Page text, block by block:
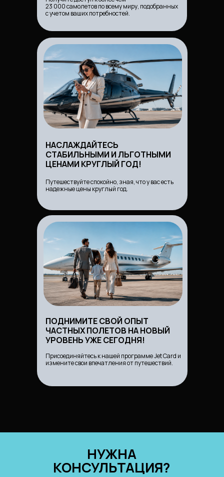
ПОДНИМИТЕ СВОЙ ОПЫТ
ЧАСТНЫХ ПОЛЕТОВ НА НОВЫЙ
УРОВЕНЬ УЖЕ СЕГОДНЯ!
Присоединяйтесь к нашей программе Jet Card и
измените свои впечатления от путешествий.
НАСЛАЖДАЙТЕСЬ
СТАБИЛЬНЫМИ И ЛЬГОТНЫМИ
ЦЕНАМИ КРУГЛЫЙ ГОД!
Путешествуйте спокойно, зная, что у вас есть
надежные цены круглый год.
23 000 самолетов по всему миру, подобранных
с учетом ваших потребностей.
НУЖНА
КОНСУЛЬТАЦИЯ?